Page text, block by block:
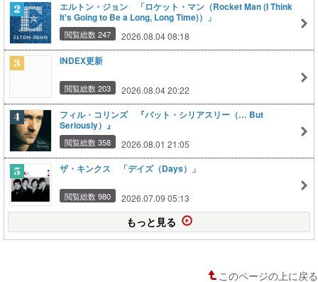
エルトン・ジョン 「ロケット・マン（Rocket Man (I Think
It's Going to Be a Long, Long Time)）」
閲覧総数 247 2026.08.04 08:18
INDEX更新
閲覧総数 203 2026.08.04 20:22
フィル・コリンズ 『バット・シリアスリー（… But
Seriously）』
閲覧総数 358 2026.08.01 21:05
ザ・キンクス 「デイズ（Days）」
閲覧総数 980 2026.07.09 05:13
もっと見る
このページの上に戻る